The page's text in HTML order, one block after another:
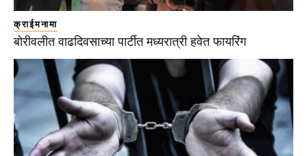
क्राईमनामा
बोरीवलीत वाढदिवसाच्या पार्टीत मध्यरात्री हवेत फायरिंग